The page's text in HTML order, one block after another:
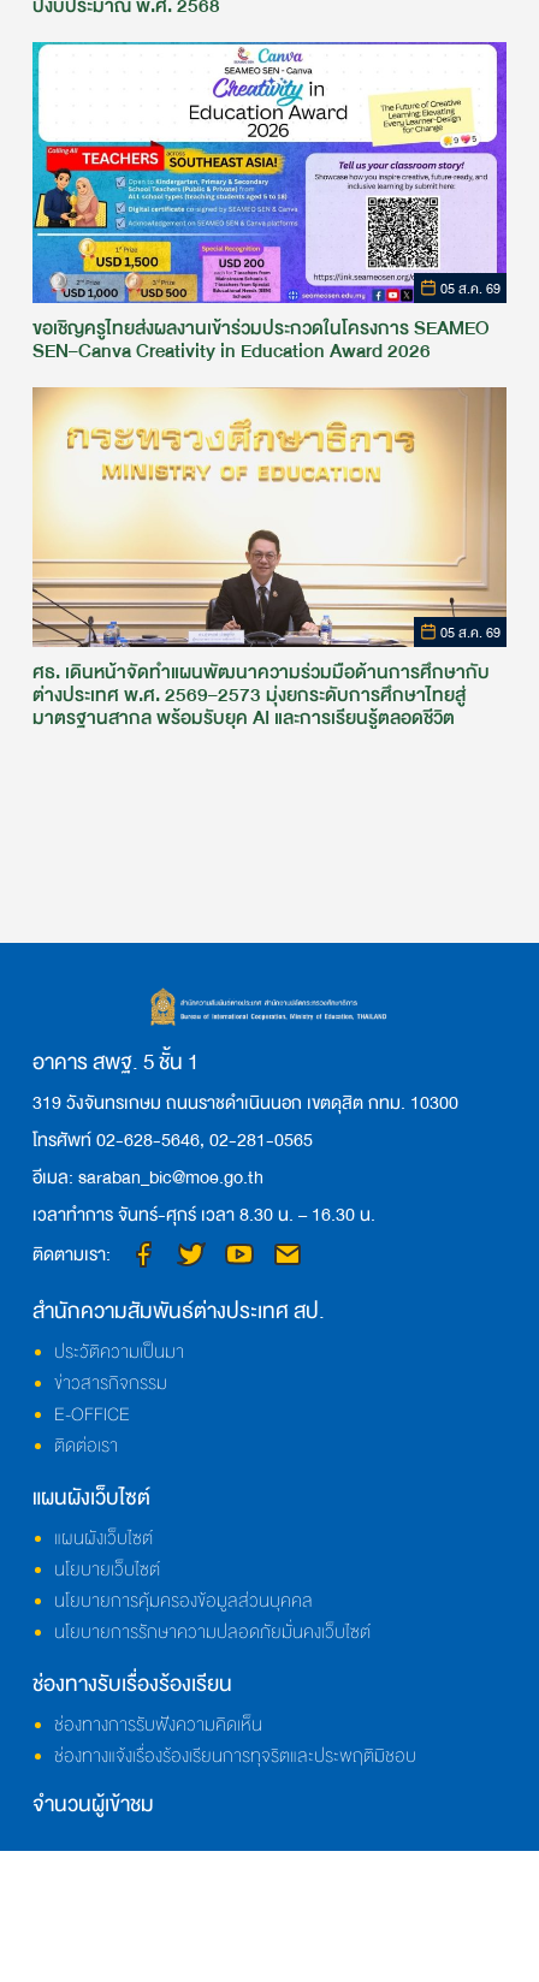
05 ส.ค. 69
ขอเชิญครูไทยส่งผลงานเข้าร่วมประกวดในโครงการ SEAMEO
SEN–Canva Creativity in Education Award 2026
05 ส.ค. 69
ศธ. เดินหน้าจัดทำแผนพัฒนาความร่วมมือด้านการศึกษากับ
ต่างประเทศ พ.ศ. 2569–2573 มุ่งยกระดับการศึกษาไทยสู่
มาตรฐานสากล พร้อมรับยุค AI และการเรียนรู้ตลอดชีวิต
อาคาร สพฐ. 5 ชั้น 1
319 วังจันทรเกษม ถนนราชดำเนินนอก เขตดุสิต กทม. 10300
โทรศัพท์ 02-628-5646, 02-281-0565
อีเมล: saraban_bic@moe.go.th
เวลาทำการ จันทร์-ศุกร์ เวลา 8.30 น. – 16.30 น.
ติดตามเรา:
สำนักความสัมพันธ์ต่างประเทศ สป.
ประวัติความเป็นมา
ข่าวสารกิจกรรม
E-OFFICE
ติดต่อเรา
แผนผังเว็บไซต์
แผนผังเว็บไซต์
นโยบายเว็บไซต์
นโยบายการคุ้มครองข้อมูลส่วนบุคคล
นโยบายการรักษาความปลอดภัยมั่นคงเว็บไซต์
ช่องทางรับเรื่องร้องเรียน
ช่องทางการรับฟังความคิดเห็น
ช่องทางแจ้งเรื่องร้องเรียนการทุจริตและประพฤติมิชอบ
จำนวนผู้เข้าชม